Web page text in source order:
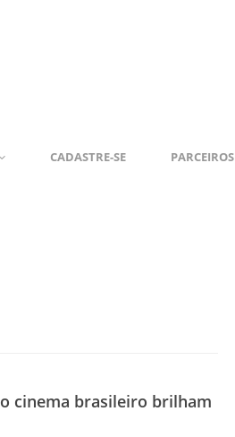
CADASTRE-SE PARCEIROS
cinema brasileiro brilham